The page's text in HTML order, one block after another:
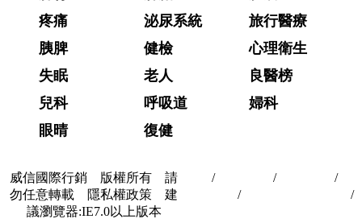
疼痛
泌尿系統
旅行醫療
胰脾
健檢
心理衛生
失眠
老人
良醫榜
兒科
呼吸道
婦科
眼晴
復健
威信國際行銷 版權所有 請
勿任意轉載 隱私權政策 建
議瀏覽器:IE7.0以上版本
/ / /
/
/